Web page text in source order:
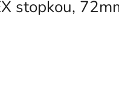
stopkou,